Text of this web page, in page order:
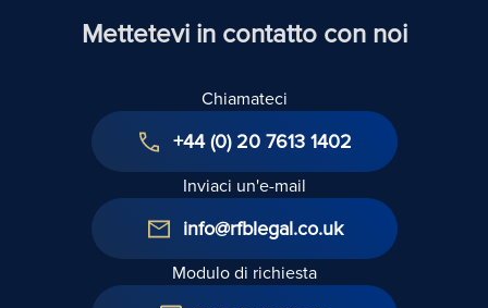
Mettetevi in contatto con noi
Chiamateci
+44 (0) 20 7613 1402
Inviaci un'e-mail
info@rfblegal.co.uk
Modulo di richiesta